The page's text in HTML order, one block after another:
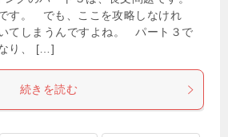
す。 でも、ここを攻略しなけれ
てしまうんですよね。 パート３で
り、 […]
続きを読む